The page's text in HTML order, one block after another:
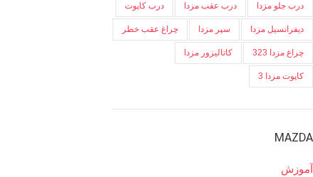
درب جلو مزدا درب عقب مزدا درب کاپوت
دیفرانسیل مزدا سپر مزدا چراغ عقب خطر
چراغ مزدا 323 کاتالیزور مزدا
کاپوت مزدا 3
MAZDA
آموزش